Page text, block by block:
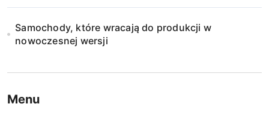
Samochody, które wracają do produkcji w
nowoczesnej wersji
Menu